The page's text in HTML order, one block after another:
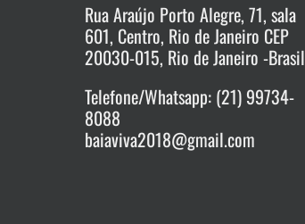
Rua Araújo Porto Alegre, 71, sala
601, Centro, Rio de Janeiro CEP
20030-015, Rio de Janeiro -Brasil
Telefone/Whatsapp: (21) 99734-
8088
baiaviva2018@gmail.com